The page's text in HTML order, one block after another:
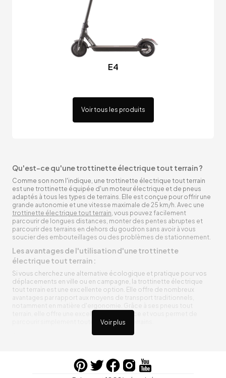
E4
Voir tous les produits
Voir plus
Qu'est-ce qu'une trottinette électrique tout terrain ?
Comme son nom l'indique, une trottinette électrique tout terrain
est une trottinette équipée d'un moteur électrique et de pneus
adaptés à tous les types de terrains. Elle est conçue pour offrir une
grande autonomie et une vitesse maximale de 25 km/h. Avec une
trottinette électrique tout terrain, vous pouvez facilement
parcourir de longues distances, monter des pentes abruptes et
parcourir des terrains en dehors du goudron sans avoir à vous
soucier des embouteillages ou des problèmes de stationnement.
Les avantages de l'utilisation d'une trottinette
électrique tout terrain :
Si vous cherchez une alternative écologique et pratique pour vos
déplacements en ville ou en campagne, la trottinette électrique
tout terrain est une excellente option. Elle offre de nombreux
avantages par rapport aux moyens de transport traditionnels,
notamment en matière d'ergonomie. Grâce à ses pneus tout
terrain, elle offre une excellente adhérence et vous permet de
parcourir simplement toutes sortes de terrains.
Trottinette électrique tout terrain ergonomique
entre vos trajets, vous n’aurez pas à vous soucier de l’état de sa
batterie. De plus, elle est équipée de pneus résistants qui peuvent